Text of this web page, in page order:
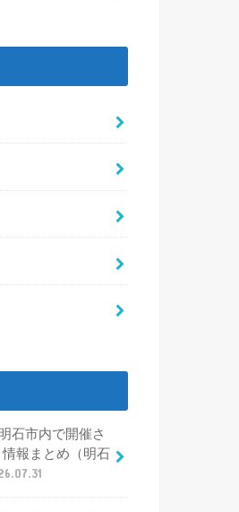
石市内で開催さ
報まとめ（明石